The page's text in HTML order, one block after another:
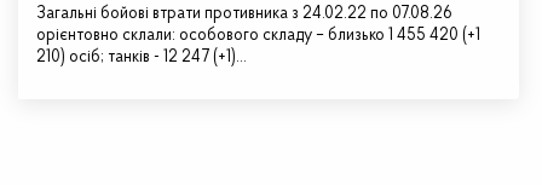
Загальні бойові втрати противника з 24.02.22 по 07.08.26
орієнтовно склали: особового складу – близько 1 455 420 (+1
210) осіб; танків - 12 247 (+1)…